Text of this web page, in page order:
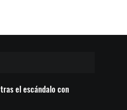
el escándalo con